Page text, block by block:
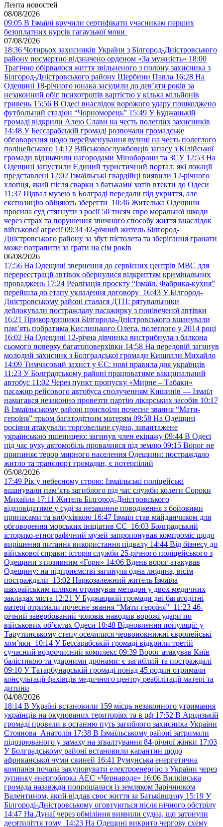
Лента новостей
08/08/2026
09:05 В Ізмаїлі вручили сертифікати учасникам перших
безоплатних курсів гагаузької мови
07/08/2026
18:36 Чотирьох захисників України з Білгород-Дністровського
району посмертно відзначено орденом «За мужність» 18:00
Трагічно обірвалося життя звільненого з полону захисника з
Білгород-Дністровського району Щербини Павла 16:28 На
Одещині 18-річного юнака засудили до дев’яти років за
незаконний обіг психотропів вартістю у кілька мільйонів
гривень 15:56 В Одесі внаслідок ворожого удару пошкоджено
футбольний стадіон “Чорноморець” 15:49 У Буджацькій
громаді відкрили Алею Слави на честь полеглих захисників
14:48 У Бессарабській громаді розпочали громадське
обговорення щодо перейменування вулиці на честь полеглого
поліцейського 14:12 Військовослужбовців запасу з Кілійської
громади відзначили нагородами Міноборони та ЗСУ 12:53 На
Одещині запустили Єдиний туристичний портал: які локації
представлені 12:02 Ізмаїльські гвардійці виявили 12-річного
хлопця, який після сварки з батьками хотів втекти до Одеси
11:37 Підвал музею в Болграді передали під укриття, але
експозицію обіцяють зберегти 10:46 Жителька Одещини
просила суд стягнути з росії 50 тисяч євро моральної шкоди
через страх та порушення звичного способу життя внаслідок
військової агресії 09:34 42-річний житель Білгород-
Дністровського району за збут пістолета та зберігання гранати
може потрапити за ґрати на сім років
06/08/2026
17:56 На Одещині звернення до сервісних центрів МВС для
перереєстрації автівок обернулися відкриттям кримінальних
проваджень 17:24 Реалізація проєкту “Ізмаїл. Фабрика-кухня”
перейшла до етапу укладення договору 16:43 У Білгород-
Дністровському районі сталася ДТП: рятувальники
деблокували постраждалу пасажирку з понівеченої автівки
16:21 Прикордонники Білгорода-Дністровського вшанували
пам’ять побратима Кислицького Олега, полеглого у 2014 році
16:02 На Одещині 12-річна дівчинка вистрибнула з балкона
сьомого поверху багатоповерхівки 14:58 На передовій загинув
молодий захисник з Болградської громади Кишлали Михайло
14:09 Тимчасовий захист у ЄС: нові правила для українців
11:23 У Болградському районі працюватиме вакцинальний
автобус 11:02 Через пункт пропуску «Мирне – Табаки»
пасажир рейсового автобуса сполученням Кишинів — Ізмаїл
намагався незаконно провезти партію лікарських засобів 10:17
В Ізмаїльському районі присвоїли почесне звання “Мати-
героїня” трьом багатодітним матерям 09:58 На Одещині
росіяни атакували торговельне судно, завантажене
українською пшеницею: загинув член екіпажу 09:44 В Одесі
під час руху автомобіль провалився під землю 09:15 Ворог не
припиняє терор мирного населення Одещини: постраждало
житло та транспорт громадян, є потерпілий
05/08/2026
17:49 Рік у небесному строю: Ізмаїльські поліцейські
вшанували пам’ять загиблого під час служби колеги Сороки
Михайла 17:11 Житель Білгород-Дністровського
відповідатиме у суді за незаконне поводження з бойовими
припасами та вибухівкою 16:47 Ізмаїл став майданчиком для
обговорення морських ініціатив ЄС 16:03 Болградський
історико-етнографічний музей запропонував компроміс щодо
вирішення питання використання підвалу 14:44 Від бізнесу до
військової справи: історія служби 25-річного поліцейського з
Одещини з позивним «Горн» 14:06 Вдень ворог атакував
Одещину: на підприємстві загинула одна людина, вісім
постраждали 13:02 Наркозалежний житель Ізмаїла
шахрайським шляхом отримував метадон у двох медичних
закладах міста 12:21 У Буджацькій громади дві багатодітні
матері отримали почесне звання “Мати-героїня” 11:23 46-
річний завербований чоловік наводив ворожі удари по
військових обʼєктах Одеси 10:48 Відновлення популяції: у
Тарутинському степу оселилися червонокнижні європейські
хом’яки 10:14 У Бессарабській громаді відкрили третій
сучасний водоочисний комплекс 09:39 Ворог атакував Київ
балістикою та ударними дронами: є загиблий та постраждалі
09:10 У Татарбунарській громаді понад 45 родин отримали
консультації фахівців медичного центру реабілітації матері та
дитини
04/08/2026
18:14 В Україні встановили 159 місць незаконного утримання
українців на окупованих територіях та в рф 17:52 В Арцизькій
громаді провели в останню путь загиблого захисника України
Стоянова Анатолія 17:38 В Ізмаїльському районі затримали
підозрюваного у замаху на зґвалтування 84-річної жінки 17:03
У Болградському районі встановили карантин щодо
африканської чуми свиней 16:41 Румунська енергетична
компанія почала закуповувати електроенергію з України через
зупинку енергоблока АЕС «Чернаводе» 16:06 Вилківська
громада назавжди попрощалася із земляком Зарічнюком
Валентином, який віддав своє життя за Батьківщину 15:19 У
Білгороді-Дністровському оговтуються після нічного обстрілу
14:47 На Дунаї через обміління виявили судна, що затонули
десятиліття тому 14:23 На Одещині викрито чергову схему